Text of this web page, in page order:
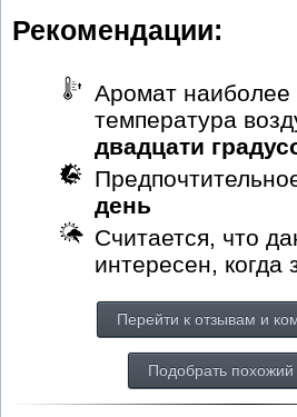
Рекомендации:
Аромат наиболее
температура
двадцати
день
Считается, что
интересен, когда
Перейти к отзывам и
Подобрать